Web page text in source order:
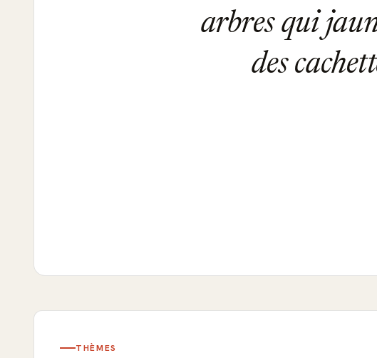
arbres qui
des
THÈMES